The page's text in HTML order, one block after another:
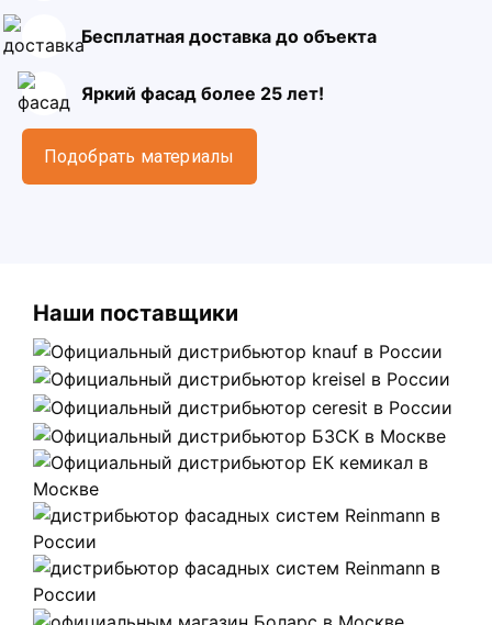
Бесплатная доставка до объекта
Яркий фасад более 25 лет!
Подобрать материалы
Наши поставщики